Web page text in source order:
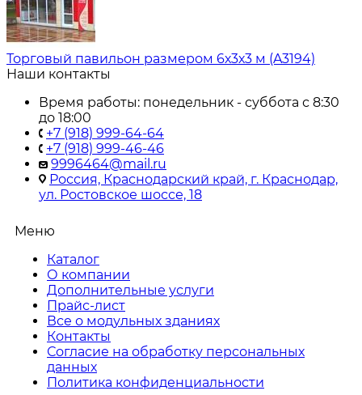
Торговый павильон размером 6х3х3 м (A3194)
Наши контакты
Время работы: понедельник - суббота с 8:30
до 18:00
+7 (918) 999-64-64
+7 (918) 999-46-46
9996464@mail.ru
Россия, Краснодарский край, г. Краснодар,
ул. Ростовское шоссе, 18
Меню
Каталог
О компании
Дополнительные услуги
Прайс-лист
Все о модульных зданиях
Контакты
Согласие на обработку персональных
данных
Политика конфиденциальности